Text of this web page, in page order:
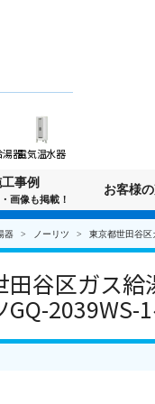
湯器電気温水器
事例
画像も掲載！
お客様
器 ノーリツ 東京都世田谷区
田谷区ガス給
GQ-2039WS-